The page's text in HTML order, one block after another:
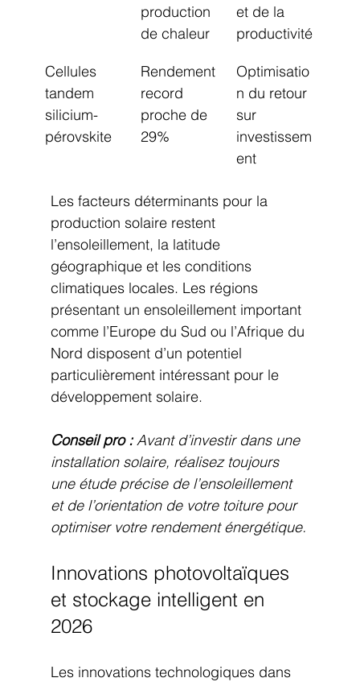
production
de chaleur
et de la
productivité
Cellules
tandem
silicium-
pérovskite
Rendement
record
proche de
29%
Optimisatio
n du retour
sur
investissem
ent
Les facteurs déterminants pour la
production solaire restent
l’ensoleillement, la latitude
géographique et les conditions
climatiques locales. Les régions
présentant un ensoleillement important
comme l’Europe du Sud ou l’Afrique du
Nord disposent d’un potentiel
particulièrement intéressant pour le
développement solaire.
Conseil pro : Avant d’investir dans une
installation solaire, réalisez toujours
une étude précise de l’ensoleillement
et de l’orientation de votre toiture pour
optimiser votre rendement énergétique.
Innovations photovoltaïques
et stockage intelligent en
2026
Les innovations technologiques dans